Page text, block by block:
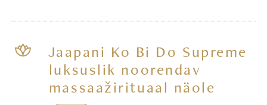
Jaapani Ko Bi Do Supreme
luksuslik noorendav
massaažirituaal näole